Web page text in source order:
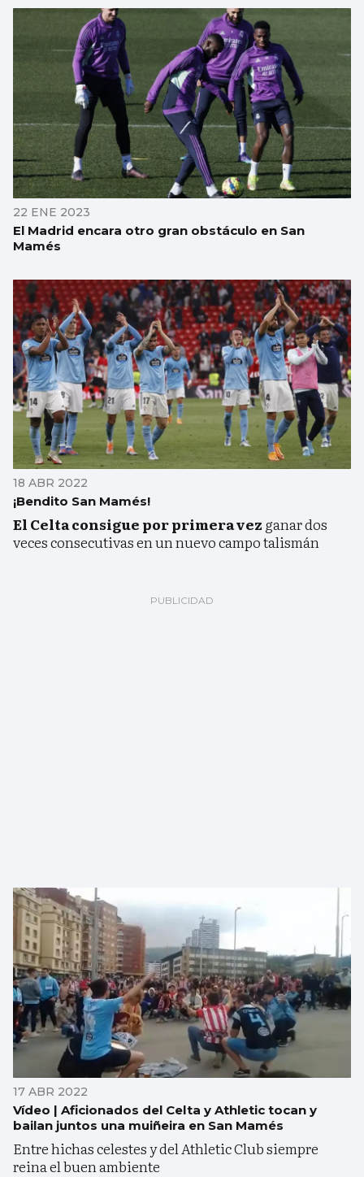
22 ENE 2023
El Madrid encara otro gran obstáculo en San
Mamés
18 ABR 2022
¡Bendito San Mamés!
El Celta consigue por primera vez ganar dos
veces consecutivas en un nuevo campo talismán
17 ABR 2022
Vídeo | Aficionados del Celta y Athletic tocan y
bailan juntos una muiñeira en San Mamés
Entre hichas celestes y del Athletic Club siempre
reina el buen ambiente